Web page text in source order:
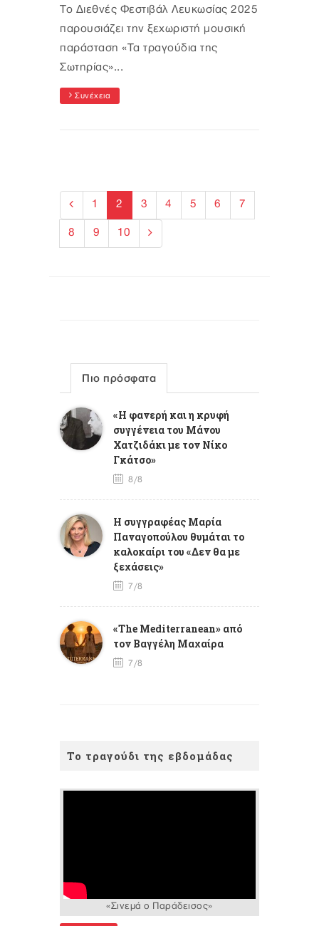
Το Διεθνές Φεστιβάλ Λευκωσίας 2025
παρουσιάζει την ξεχωριστή μουσική
παράσταση «Τα τραγούδια της
Σωτηρίας»...
Συνέχεια
1 2 3 4 5 6 7
8 9 10
Πιο πρόσφατα
«Η φανερή και η κρυφή
συγγένεια του Μάνου
Χατζιδάκι με τον Νίκο
Γκάτσο»
8/8
Η συγγραφέας Μαρία
Παναγοπούλου θυμάται το
καλοκαίρι του «Δεν θα με
ξεχάσεις»
7/8
«The Mediterranean» από
τον Βαγγέλη Μαχαίρα
7/8
Το τραγούδι της εβδομάδας
«Σινεμά ο Παράδεισος»